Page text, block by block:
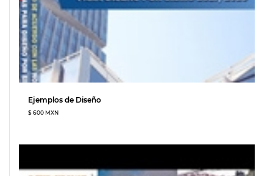
Ejemplos de Diseño
$ 600 MXN